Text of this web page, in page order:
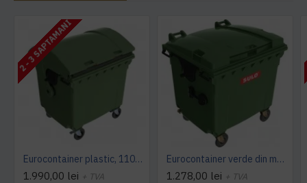
2 - 3 SAPTAMANI
Eurocontainer plastic, 1100 L, verde, capac rotund - Transport Inclus
1.990,00 lei + TVA
Eurocontainer verde din material plastic, cu capac plat, SULO, 1100 l - Transport Inclus
1.278,00 lei + TVA